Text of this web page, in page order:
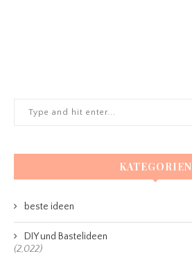
KATEGORIEN
beste ideen
DIY und Bastelideen
(2,022)